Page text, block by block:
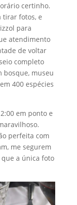
certinho.
tirar fotos, e
para
atendimento
de voltar
completo
bosque, museu
400 espécies
em ponto e
perfeita com
me segurem
a única foto